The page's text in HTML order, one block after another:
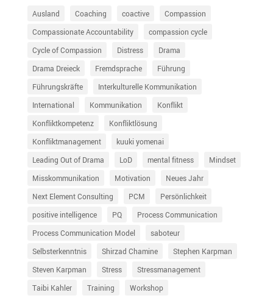
Ausland Coaching coactive
Compassion
Compassionate Accountability
compassion cycle
Cycle of Compassion
Distress
Drama
Drama Dreieck
Fremdsprache
Führung
Führungskräfte
Interkulturelle Kommunikation
International
Kommunikation
Konflikt
Konfliktkompetenz
Konfliktlösung
Konfliktmanagement
kuuki yomenai
Leading Out of Drama
LoD mental fitness
Mindset
Misskommunikation
Motivation
Neues Jahr
Next Element Consulting
PCM
Persönlichkeit
positive intelligence
PQ
Process Communication
Process Communication Model
saboteur
Selbsterkenntnis
Shirzad Chamine
Stephen Karpman
Steven Karpman
Stress
Stressmanagement
Taibi Kahler
Training Workshop